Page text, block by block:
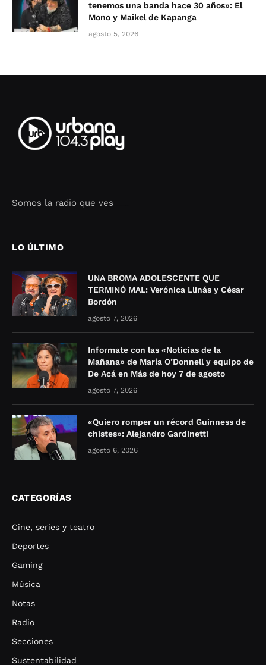
tenemos una banda hace 30 años»: El
Mono y Maikel de Kapanga
agosto 5, 2026
Somos la radio que ves
LO ÚLTIMO
UNA BROMA ADOLESCENTE QUE
TERMINÓ MAL: Verónica Llinás y César
Bordón
agosto 7, 2026
Informate con las «Noticias de la
Mañana» de María O’Donnell y equipo de
De Acá en Más de hoy 7 de agosto
agosto 7, 2026
«Quiero romper un récord Guinness de
chistes»: Alejandro Gardinetti
agosto 6, 2026
CATEGORÍAS
Cine, series y teatro
Deportes
Gaming
Música
Notas
Radio
Secciones
Sustentabilidad